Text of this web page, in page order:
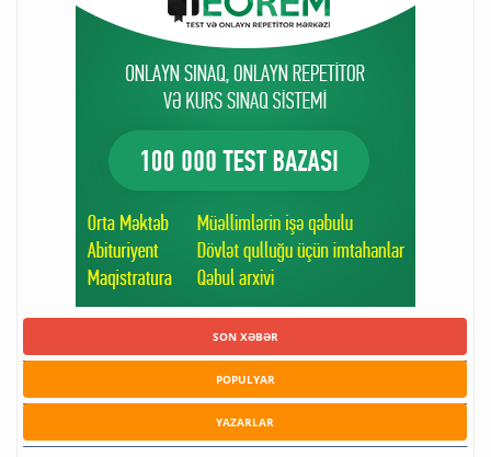
SON XƏBƏR
POPULYAR
YAZARLAR